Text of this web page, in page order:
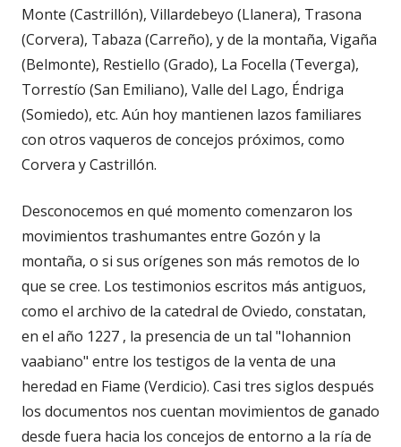
Monte (Castrillón), Villardebeyo (Llanera), Trasona
(Corvera), Tabaza (Carreño), y de la montaña, Vigaña
(Belmonte), Restiello (Grado), La Focella (Teverga),
Torrestío (San Emiliano), Valle del Lago, Éndriga
(Somiedo), etc. Aún hoy mantienen lazos familiares
con otros vaqueros de concejos próximos, como
Corvera y Castrillón.
Desconocemos en qué momento comenzaron los
movimientos trashumantes entre Gozón y la
montaña, o si sus orígenes son más remotos de lo
que se cree. Los testimonios escritos más antiguos,
como el archivo de la catedral de Oviedo, constatan,
en el año 1227 , la presencia de un tal "Iohannion
vaabiano" entre los testigos de la venta de una
heredad en Fiame (Verdicio). Casi tres siglos después
los documentos nos cuentan movimientos de ganado
desde fuera hacia los concejos de entorno a la ría de